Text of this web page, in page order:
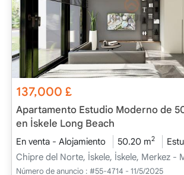
137,000£
Apartamento Estudio Moderno de
en İskele Long Beach
En venta - Alojamiento 50.20 m2
Chipre del Norte, İskele, İskele, Merkez -
Número de anuncio : #55-4714 - 11/5/2025